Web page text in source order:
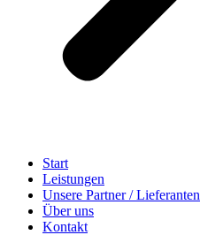
Start
Leistungen
Unsere Partner / Lieferanten
Über uns
Kontakt